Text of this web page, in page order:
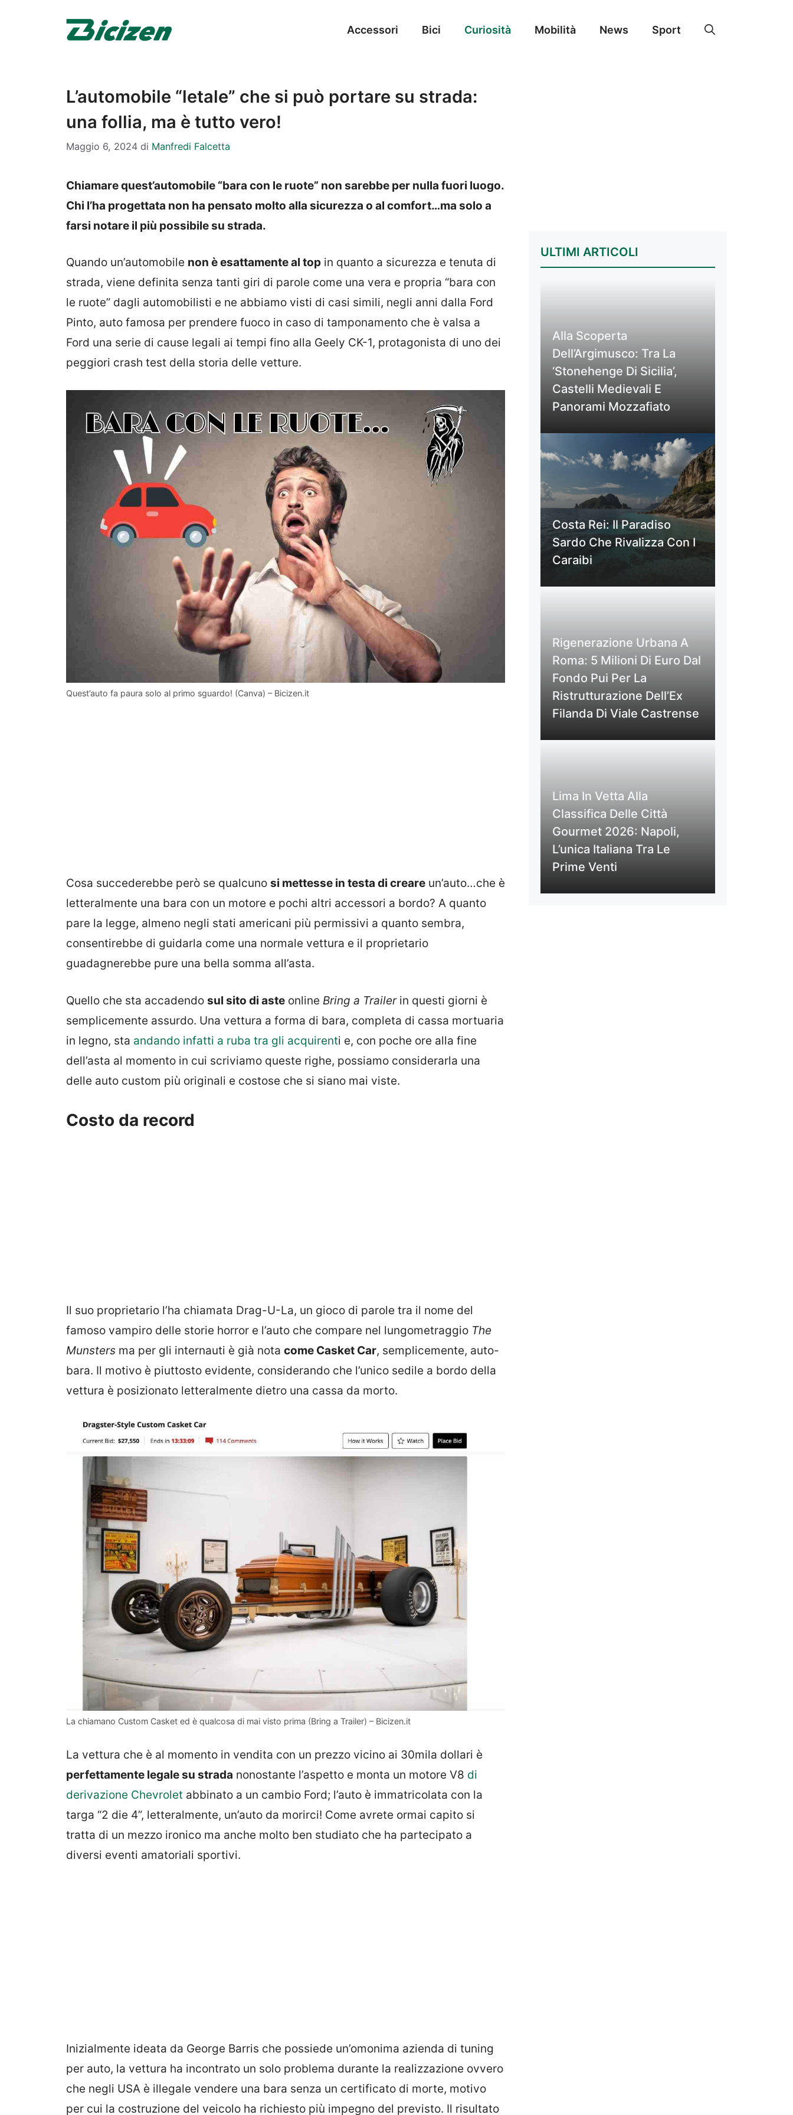
Accessori Bici Curiosità Mobilità News Sport
L’automobile “letale” che si può portare su strada:
una follia, ma è tutto vero!
Maggio 6, 2024 di Manfredi Falcetta
Chiamare quest’automobile “bara con le ruote” non sarebbe per nulla fuori luogo.
Chi l’ha progettata non ha pensato molto alla sicurezza o al comfort…ma solo a
farsi notare il più possibile su strada.
Quando un’automobile non è esattamente al top in quanto a sicurezza e tenuta di
strada, viene definita senza tanti giri di parole come una vera e propria “bara con
le ruote” dagli automobilisti e ne abbiamo visti di casi simili, negli anni dalla Ford
Pinto, auto famosa per prendere fuoco in caso di tamponamento che è valsa a
Ford una serie di cause legali ai tempi fino alla Geely CK-1, protagonista di uno dei
peggiori crash test della storia delle vetture.
Quest’auto fa paura solo al primo sguardo! (Canva) – Bicizen.it
Cosa succederebbe però se qualcuno si mettesse in testa di creare un’auto…che è
letteralmente una bara con un motore e pochi altri accessori a bordo? A quanto
pare la legge, almeno negli stati americani più permissivi a quanto sembra,
consentirebbe di guidarla come una normale vettura e il proprietario
guadagnerebbe pure una bella somma all’asta.
Quello che sta accadendo sul sito di aste online Bring a Trailer in questi giorni è
semplicemente assurdo. Una vettura a forma di bara, completa di cassa mortuaria
in legno, sta andando infatti a ruba tra gli acquirenti e, con poche ore alla fine
dell’asta al momento in cui scriviamo queste righe, possiamo considerarla una
delle auto custom più originali e costose che si siano mai viste.
Costo da record
Il suo proprietario l’ha chiamata Drag-U-La, un gioco di parole tra il nome del
famoso vampiro delle storie horror e l’auto che compare nel lungometraggio The
Munsters ma per gli internauti è già nota come Casket Car, semplicemente, auto-
bara. Il motivo è piuttosto evidente, considerando che l’unico sedile a bordo della
vettura è posizionato letteralmente dietro una cassa da morto.
La chiamano Custom Casket ed è qualcosa di mai visto prima (Bring a Trailer) – Bicizen.it
La vettura che è al momento in vendita con un prezzo vicino ai 30mila dollari è
perfettamente legale su strada nonostante l’aspetto e monta un motore V8 di
derivazione Chevrolet abbinato a un cambio Ford; l’auto è immatricolata con la
targa “2 die 4”, letteralmente, un’auto da morirci! Come avrete ormai capito si
tratta di un mezzo ironico ma anche molto ben studiato che ha partecipato a
diversi eventi amatoriali sportivi.
Inizialmente ideata da George Barris che possiede un’omonima azienda di tuning
per auto, la vettura ha incontrato un solo problema durante la realizzazione ovvero
che negli USA è illegale vendere una bara senza un certificato di morte, motivo
per cui la costruzione del veicolo ha richiesto più impegno del previsto. Il risultato
ULTIMI ARTICOLI
Alla Scoperta
Dell’Argimusco: Tra La
‘Stonehenge Di Sicilia’,
Castelli Medievali E
Panorami Mozzafiato
Costa Rei: Il Paradiso
Sardo Che Rivalizza Con I
Caraibi
Rigenerazione Urbana A
Roma: 5 Milioni Di Euro Dal
Fondo Pui Per La
Ristrutturazione Dell’Ex
Filanda Di Viale Castrense
Lima In Vetta Alla
Classifica Delle Città
Gourmet 2026: Napoli,
L’unica Italiana Tra Le
Prime Venti